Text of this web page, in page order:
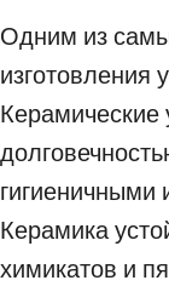
Одним из
изготовления
Керамические
гигиеничными
Керамика
химикатов и